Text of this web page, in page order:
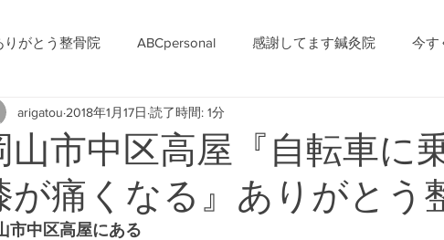
りがとう整骨院 ABCpersonal 感謝してます鍼灸院 今す
ヒント
山市中区高屋『自転車に
が痛くなる』ありがとう
arigatou 2018年1月17日 読了時間: 1分
市中区高屋にある